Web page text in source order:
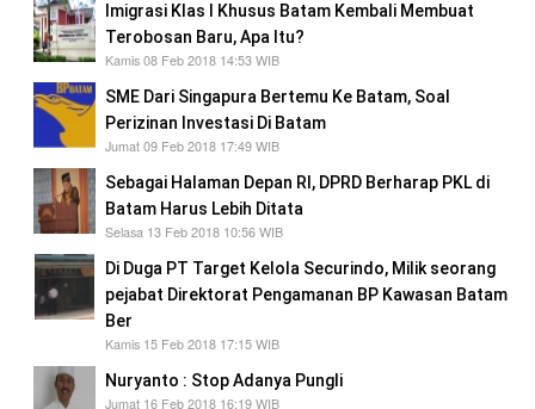
Imigrasi Klas I Khusus Batam Kembali Membuat
Terobosan Baru, Apa Itu?
Kamis 08 Feb 2018 14:53 WIB
SME Dari Singapura Bertemu Ke Batam, Soal
Perizinan Investasi Di Batam
Jumat 09 Feb 2018 17:49 WIB
Sebagai Halaman Depan RI, DPRD Berharap PKL di
Batam Harus Lebih Ditata
Selasa 13 Feb 2018 10:56 WIB
Di Duga PT Target Kelola Securindo, Milik seorang
pejabat Direktorat Pengamanan BP Kawasan Batam
Ber
Kamis 15 Feb 2018 17:15 WIB
Nuryanto : Stop Adanya Pungli
Jumat 16 Feb 2018 16:19 WIB